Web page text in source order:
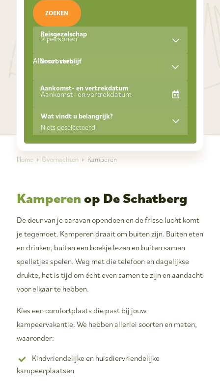
Soort verblijf
Alle soorten
Aankomst- en vertrekdatum
Reisgezelschap
2 personen
ZOEKEN
Wat vindt u belangrijk?
Niets geselecteerd
Home Overnachten Kamperen
Kamperenop De Schatberg
De deur van je caravan opendoen en de frisse lucht komt
je tegemoet. Kamperen draait om buiten zijn. Buiten eten
en drinken, buiten een boekje lezen en buiten samen
spelletjes spelen. Weg met die telefoon en dagelijkse
drukte, het is tijd om écht even samen te zijn en aandacht
voor elkaar te hebben.
Kies een comfortplaats die past bij jouw
kampeervakantie. We hebben allerlei soorten en maten,
waaronder:
Kindvriendelijke en huisdiervriendelijke
kampeerplaatsen